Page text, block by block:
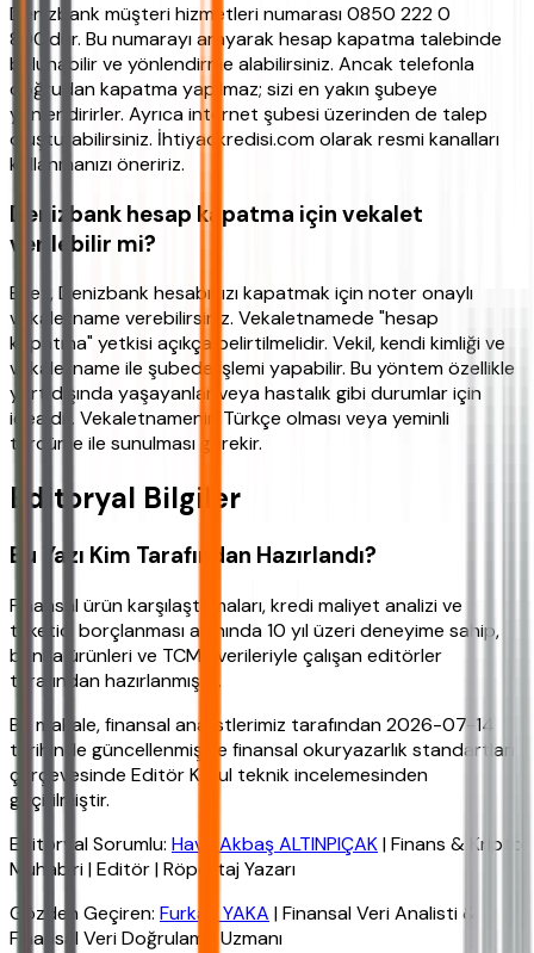
Denizbank müşteri hizmetleri numarası 0850 222 0
800'dür. Bu numarayı arayarak hesap kapatma talebinde
bulunabilir ve yönlendirme alabilirsiniz. Ancak telefonla
doğrudan kapatma yapılmaz; sizi en yakın şubeye
yönlendirirler. Ayrıca internet şubesi üzerinden de talep
oluşturabilirsiniz. İhtiyackredisi.com olarak resmi kanalları
kullanmanızı öneririz.
Denizbank hesap kapatma için vekalet
verilebilir mi?
Evet, Denizbank hesabınızı kapatmak için noter onaylı
vekaletname verebilirsiniz. Vekaletnamede "hesap
kapatma" yetkisi açıkça belirtilmelidir. Vekil, kendi kimliği ve
vekaletname ile şubede işlemi yapabilir. Bu yöntem özellikle
yurt dışında yaşayanlar veya hastalık gibi durumlar için
idealdir. Vekaletnamenin Türkçe olması veya yeminli
tercüme ile sunulması gerekir.
Editoryal Bilgiler
Bu Yazı Kim Tarafından Hazırlandı?
Finansal ürün karşılaştırmaları, kredi maliyet analizi ve
tüketici borçlanması alanında 10 yıl üzeri deneyime sahip,
banka ürünleri ve TCMB verileriyle çalışan editörler
tarafından hazırlanmıştır.
Bu makale, finansal analistlerimiz tarafından 2026-07-14
tarihinde güncellenmiş ve finansal okuryazarlık standartları
çerçevesinde Editör Kurul teknik incelemesinden
geçirilmiştir.
Editoryal Sorumlu: Hava Akbaş ALTINPIÇAK| Finans & Kripto
Muhabiri | Editör | Röportaj Yazarı
Gözden Geçiren: Furkan YAKA | Finansal Veri Analisti &
Finansal Veri Doğrulama Uzmanı